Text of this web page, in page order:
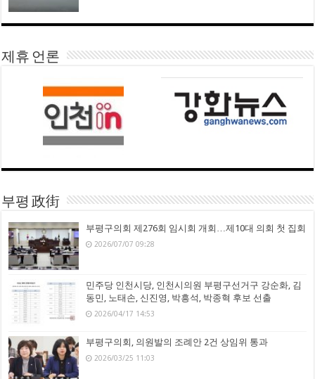
제휴 언론
부평 政街
부평구의회 제276회 임시회 개회…제10대 의회 첫 집회
2026/07/07 09:28
민주당 인천시당, 인천시의원 부평구선거구 강순화, 김
동민, 노태손, 신진영, 박흥석, 박종혁 후보 선출
2026/04/17 14:53
부평구의회, 의원발의 조례안 2건 상임위 통과
2026/03/25 11:03